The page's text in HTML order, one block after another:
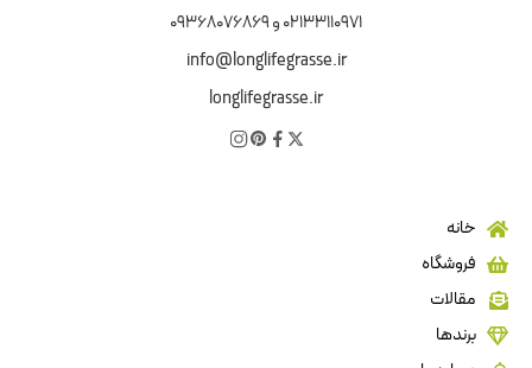
02133110971 و 09368076869
info@longlifegrasse.ir
longlifegrasse.ir
خانه
فروشگاه
مقالات
برندها